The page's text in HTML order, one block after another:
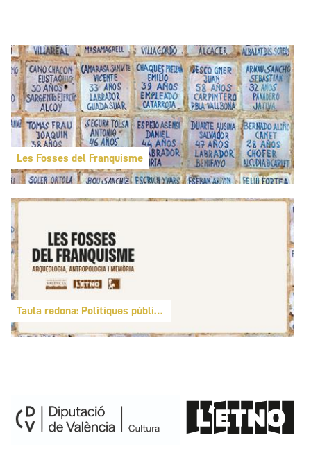
Les Fosses del Franquisme
Taula redona: Polítiques públiques de memòria